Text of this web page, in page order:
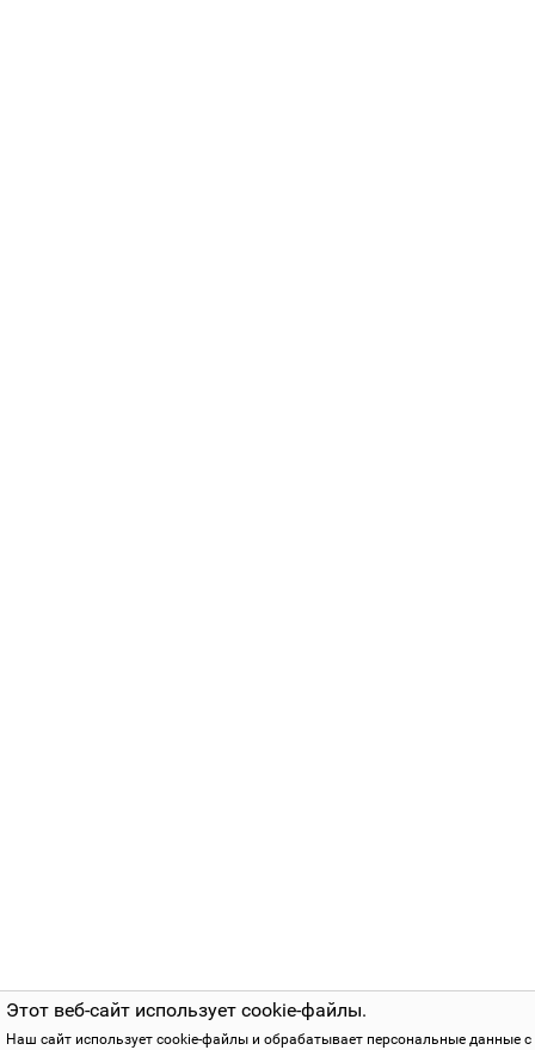
Этот веб-сайт использует cookie-файлы.
Наш сайт использует cookie-файлы и обрабатывает персональные данные с